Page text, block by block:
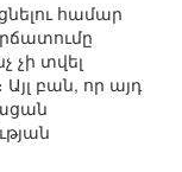
համար
չի տվել
բան, որ այդ